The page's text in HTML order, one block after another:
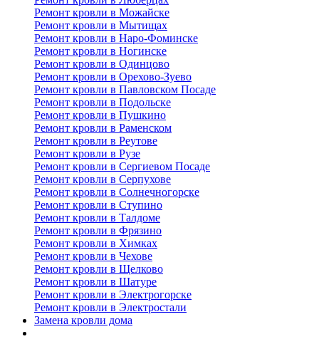
Ремонт кровли в Можайске
Ремонт кровли в Мытищах
Ремонт кровли в Наро-Фоминске
Ремонт кровли в Ногинске
Ремонт кровли в Одинцово
Ремонт кровли в Орехово-Зуево
Ремонт кровли в Павловском Посаде
Ремонт кровли в Подольске
Ремонт кровли в Пушкино
Ремонт кровли в Раменском
Ремонт кровли в Реутове
Ремонт кровли в Рузе
Ремонт кровли в Сергиевом Посаде
Ремонт кровли в Серпухове
Ремонт кровли в Солнечногорске
Ремонт кровли в Ступино
Ремонт кровли в Талдоме
Ремонт кровли в Фрязино
Ремонт кровли в Химках
Ремонт кровли в Чехове
Ремонт кровли в Щелково
Ремонт кровли в Шатуре
Ремонт кровли в Электрогорске
Ремонт кровли в Электростали
Замена кровли дома